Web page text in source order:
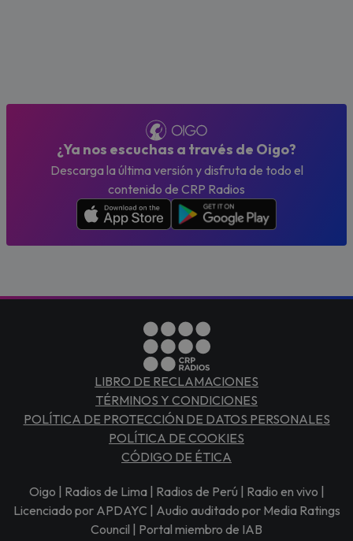
¿Ya nos escuchas a través de Oigo?
Descarga la última versión y disfruta de todo el
contenido de CRP Radios
LIBRO DE RECLAMACIONES
TÉRMINOS Y CONDICIONES
POLÍTICA DE PROTECCIÓN DE DATOS PERSONALES
POLÍTICA DE COOKIES
CÓDIGO DE ÉTICA
Oigo | Radios de Lima | Radios de Perú | Radio en vivo |
Licenciado por APDAYC | Audio auditado por Media Ratings
Council | Portal miembro de IAB